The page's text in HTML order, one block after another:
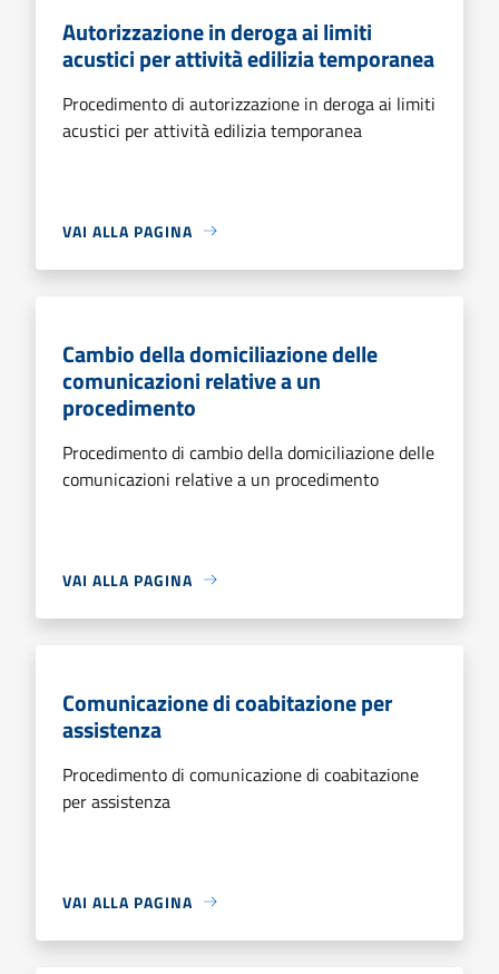
Autorizzazione in deroga ai limiti
acustici per attività edilizia temporanea
Procedimento di autorizzazione in deroga ai limiti
acustici per attività edilizia temporanea
VAI ALLA PAGINA
Cambio della domiciliazione delle
comunicazioni relative a un
procedimento
Procedimento di cambio della domiciliazione delle
comunicazioni relative a un procedimento
VAI ALLA PAGINA
Comunicazione di coabitazione per
assistenza
Procedimento di comunicazione di coabitazione
per assistenza
VAI ALLA PAGINA